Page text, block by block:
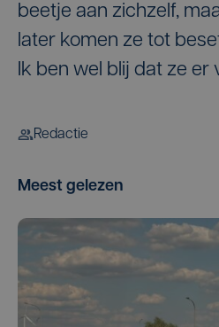
beetje aan zichzelf,
later komen ze tot
Ik ben wel blij dat ze er
Redactie
Meest gelezen